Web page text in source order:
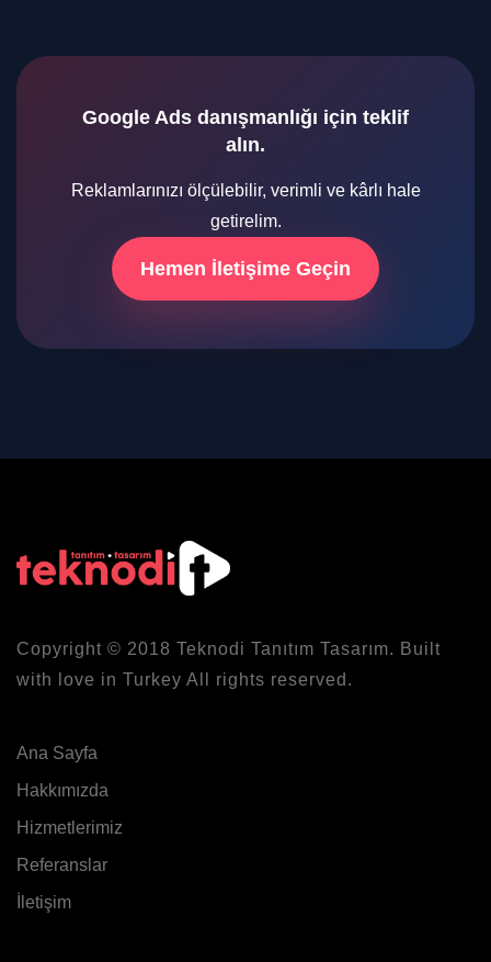
Google Ads danışmanlığı için teklif
alın.
Reklamlarınızı ölçülebilir, verimli ve kârlı hale
getirelim.
Hemen İletişime Geçin
Copyright © 2018 Teknodi Tanıtım Tasarım. Built
with love in Turkey All rights reserved.
Ana Sayfa
Hakkımızda
Hizmetlerimiz
Referanslar
İletişim